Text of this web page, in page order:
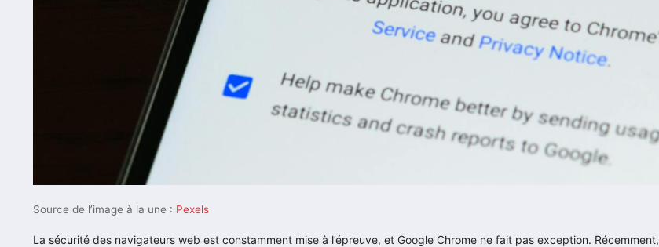
Source de l’image à la une : Pexels
La sécurité des navigateurs web est constamment mise à l’épreuve, et Google Chrome ne fait pas exception. Récemment,